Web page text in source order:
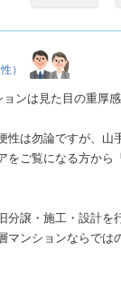
）
ンは見た目の重厚感
性は勿論ですが、
をご覧になる方か
分譲・施工・設計
マンションならで